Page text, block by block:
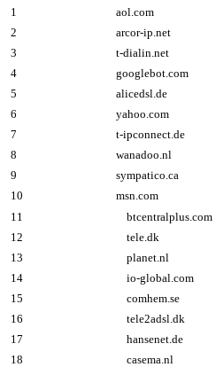
1
aol.com
2
arcor-ip.net
3
t-dialin.net
4
googlebot.com
5
alicedsl.de
6
yahoo.com
7
t-ipconnect.de
8
wanadoo.nl
9
sympatico.ca
10
msn.com
11
btcentralplus.com
12
tele.dk
13
planet.nl
14
io-global.com
15
comhem.se
16
tele2adsl.dk
17
hansenet.de
18
casema.nl